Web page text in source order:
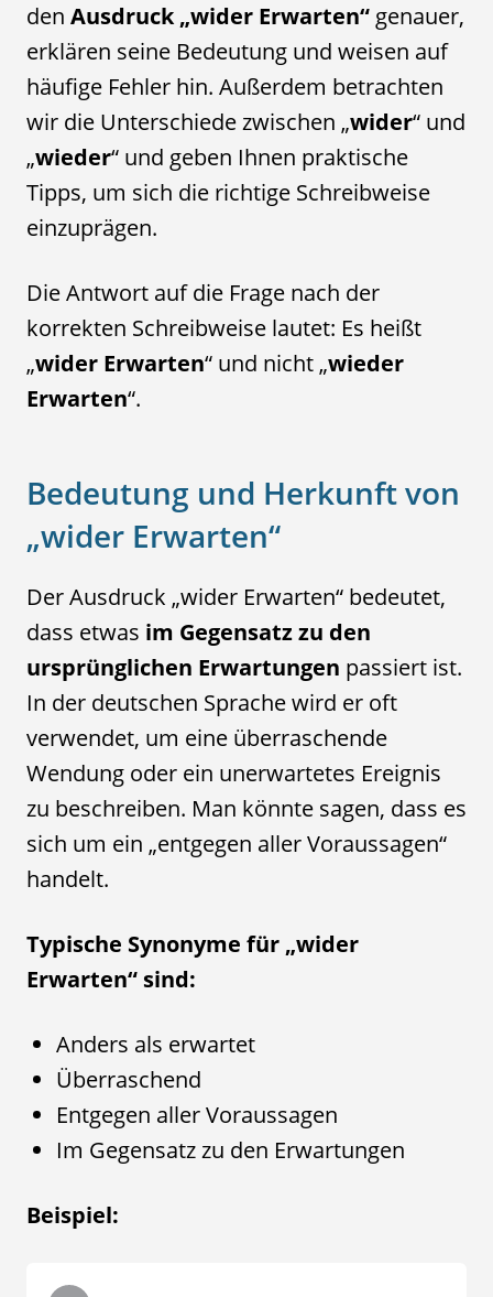
den Ausdruck „wider Erwarten“ genauer,
erklären seine Bedeutung und weisen auf
häufige Fehler hin. Außerdem betrachten
wir die Unterschiede zwischen „wider“ und
„wieder“ und geben Ihnen praktische
Tipps, um sich die richtige Schreibweise
einzuprägen.
Die Antwort auf die Frage nach der
korrekten Schreibweise lautet: Es heißt
„wider Erwarten“ und nicht „wieder
Erwarten“.
Bedeutung und Herkunft von
„wider Erwarten“
Der Ausdruck „wider Erwarten“ bedeutet,
dass etwas im Gegensatz zu den
ursprünglichen Erwartungen passiert ist.
In der deutschen Sprache wird er oft
verwendet, um eine überraschende
Wendung oder ein unerwartetes Ereignis
zu beschreiben. Man könnte sagen, dass es
sich um ein „entgegen aller Voraussagen“
handelt.
Typische Synonyme für „wider
Erwarten“ sind:
Anders als erwartet
Überraschend
Entgegen aller Voraussagen
Im Gegensatz zu den Erwartungen
Beispiel: